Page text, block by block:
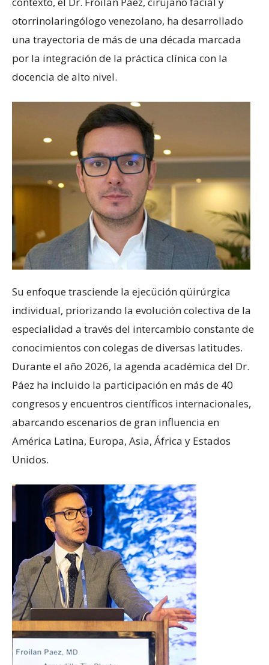
otorrinolaringólogo venezolano, ha desarrollado
una trayectoria de más de una década marcada
por la integración de la práctica clínica con la
docencia de alto nivel.
Su enfoque trasciende la ejecüción qüirúrgica
individual, priorizando la evolución colectiva de la
especialidad a través del intercambio constante de
conocimientos con colegas de diversas latitudes.
Durante el año 2026, la agenda académica del Dr.
Páez ha incluido la participación en más de 40
congresos y encuentros científicos internacionales,
abarcando escenarios de gran influencia en
América Latina, Europa, Asia, África y Estados
Unidos.